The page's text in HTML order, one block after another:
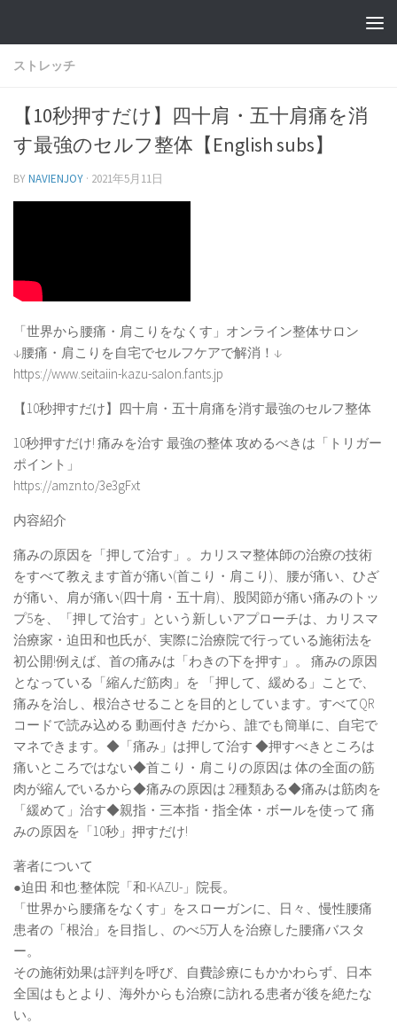
ストレッチ
【10秒押すだけ】四十肩・五十肩痛を消
す最強のセルフ整体【English subs】
BYNAVIENJOY · 2021年5月11日
「世界から腰痛・肩こりをなくす」オンライン整体サロン
↓腰痛・肩こりを自宅でセルフケアで解消！↓
https://www.seitaiin-kazu-salon.fants.jp
【10秒押すだけ】四十肩・五十肩痛を消す最強のセルフ整体
10秒押すだけ! 痛みを治す 最強の整体 攻めるべきは「トリガー
ポイント」
https://amzn.to/3e3gFxt
内容紹介
痛みの原因を「押して治す」。カリスマ整体師の治療の技術
をすべて教えます首が痛い(首こり・肩こり)、腰が痛い、ひざ
が痛い、肩が痛い(四十肩・五十肩)、股関節が痛い痛みのトッ
プ5を、「押して治す」という新しいアプローチは、カリスマ
治療家・迫田和也氏が、実際に治療院で行っている施術法を
初公開!例えば、首の痛みは「わきの下を押す」。 痛みの原因
となっている「縮んだ筋肉」を 「押して、緩める」ことで、
痛みを治し、根治させることを目的としています。すべてQR
コードで読み込める 動画付き だから、誰でも簡単に、自宅で
マネできます。◆「痛み」は押して治す ◆押すべきところは
痛いところではない◆首こり・肩こりの原因は 体の全面の筋
肉が縮んでいるから◆痛みの原因は 2種類ある◆痛みは筋肉を
「緩めて」治す◆親指・三本指・指全体・ボールを使って 痛
みの原因を「10秒」押すだけ!
著者について
●迫田 和也:整体院「和-KAZU-」院長。
「世界から腰痛をなくす」をスローガンに、日々、慢性腰痛
患者の「根治」を目指し、のべ5万人を治療した腰痛バスタ
ー。
その施術効果は評判を呼び、自費診療にもかかわらず、日本
全国はもとより、海外からも治療に訪れる患者が後を絶たな
い。